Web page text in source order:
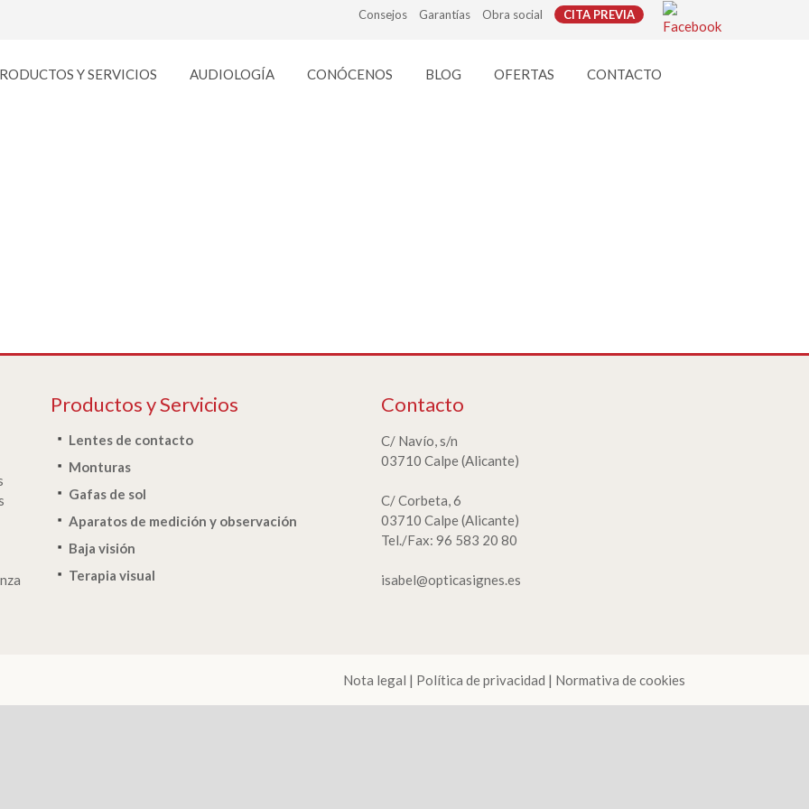
Consejos Garantías Obra social CITA PREVIA
Y SERVICIOS AUDIOLOGÍA CONÓCENOS BLOG OFERTAS CONTACTO
Productos y Servicios
Lentes de contacto
Monturas
Gafas de sol
Aparatos de medición y observación
Baja visión
Terapia visual
Contacto
C/ Navío, s/n
03710 Calpe (Alicante)
C/ Corbeta, 6
03710 Calpe (Alicante)
Tel./Fax: 96 583 20 80
isabel@opticasignes.es
Nota legal | Política de privacidad | Normativa de cookies